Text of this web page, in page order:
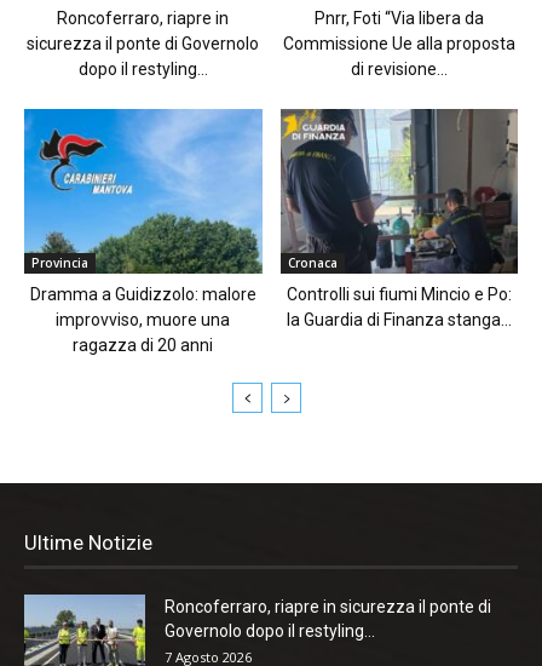
Roncoferraro, riapre in
sicurezza il ponte di Governolo
dopo il restyling...
Pnrr, Foti “Via libera da
Commissione Ue alla proposta
di revisione...
Provincia
Dramma a Guidizzolo: malore
improvviso, muore una
ragazza di 20 anni
Cronaca
Controlli sui fiumi Mincio e Po:
la Guardia di Finanza stanga...
Ultime Notizie
Roncoferraro, riapre in sicurezza il ponte di
Governolo dopo il restyling...
7 Agosto 2026